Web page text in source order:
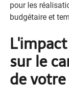
pour les
budgétaire et
sur le
de